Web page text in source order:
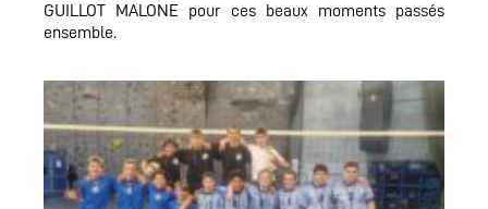
GUILLOT MALONE pour ces beaux moments passés
ensemble.